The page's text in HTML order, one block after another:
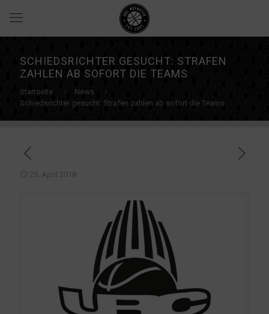
SCHIEDSRICHTER GESUCHT: STRAFEN
ZAHLEN AB SOFORT DIE TEAMS
Startseite
News
Schiedsrichter gesucht: Strafen zahlen ab sofort die Teams
25. April 2018